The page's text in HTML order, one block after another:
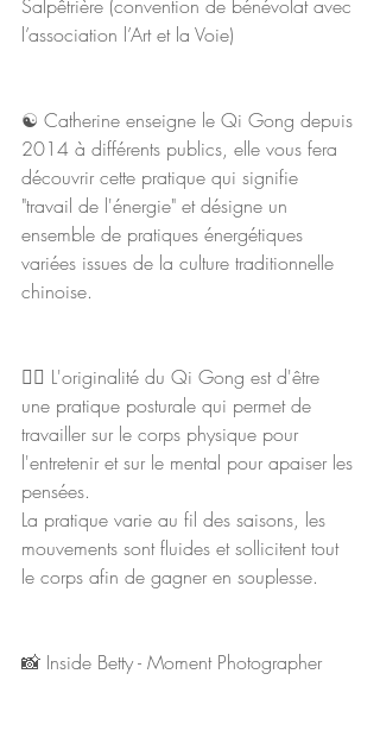
Salpêtrière (convention de bénévolat avec
l’association l’Art et la Voie)
☯️ Catherine enseigne le Qi Gong depuis
2014 à différents publics, elle vous fera
découvrir cette pratique qui signifie
"travail de l'énergie" et désigne un
ensemble de pratiques énergétiques
variées issues de la culture traditionnelle
chinoise.
🧘‍♀️ L'originalité du Qi Gong est d'être
une pratique posturale qui permet de
travailler sur le corps physique pour
l'entretenir et sur le mental pour apaiser les
pensées.
La pratique varie au fil des saisons, les
mouvements sont fluides et sollicitent tout
le corps afin de gagner en souplesse.
📸 Inside Betty - Moment Photographer